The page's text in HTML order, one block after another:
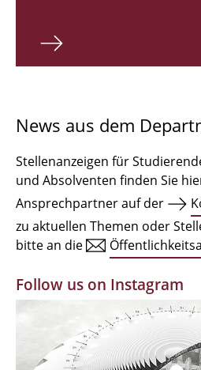
Master Architektur
Qualifikationsprofil
Institute
Einrichtungen
Zeichensäle
MBW | Modellbauwerkstatt
Alumni | cloud club
Dokumente und
News aus dem
Stellenanzeigen für
und Absolventen finden Sie
Ansprechpartner auf der
zu aktuellen Themen oder
bitte an die
Follow us on Instagram